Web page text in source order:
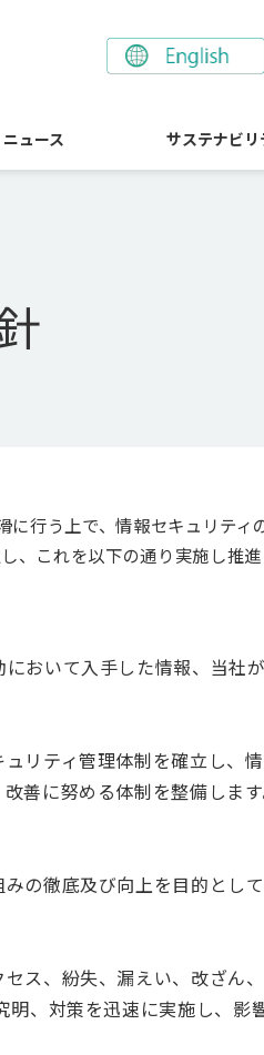
ニュース サステナビリ
行う上で、情報セキュリティ
、これを以下の通り実施し推進
おいて入手した情報、当社
リティ管理体制を確立し、
善に努める体制を整備します
の徹底及び向上を目的とし
ス、紛失、漏えい、改ざん
、対策を迅速に実施し、影